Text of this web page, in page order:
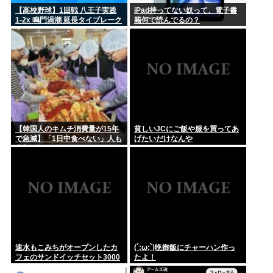
【高校野球】1回戦 八王子実践
1-2x 鳴門渦潮 延長タイブレーク
でサヨナラ勝ち 鳴門渦潮として
甲子園1勝
iPad持ってない奴って、電子書
籍何で読んでるの？
【韓国人のキムチ消費量が15年
で急減】「1日中食べない」人も
増加
貧しいJCにご飯や服を買ってあ
げたいだけなんや
速水もこみちがオープンしたカ
フェのサンドイッチセット3000
(´;ω;`)晩御飯にチャーハン作っ
たよ！